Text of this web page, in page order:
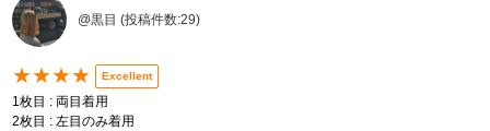
@黒目 (投稿件数:29)
★★★★ Excellent
1枚目 : 両目着用
2枚目 : 左目のみ着用